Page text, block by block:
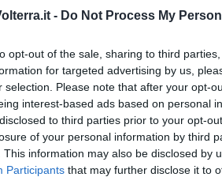
- Do Not Process My
opt-out of the sale, sharing to third
for targeted advertising by us,
selection. Please note that after your opt-
interest-based ads based on personal
to third parties prior to your opt-
of your personal information by third
This information may also be disclosed by
Participants that may further disclose it to
il Festival, spettatori dal
spettacolo è stata la prima nazionale de
MERCOLEDÌ26
sette nuovi casi in provincia
sette nuovi casi in provincia di Pisa e ben 161